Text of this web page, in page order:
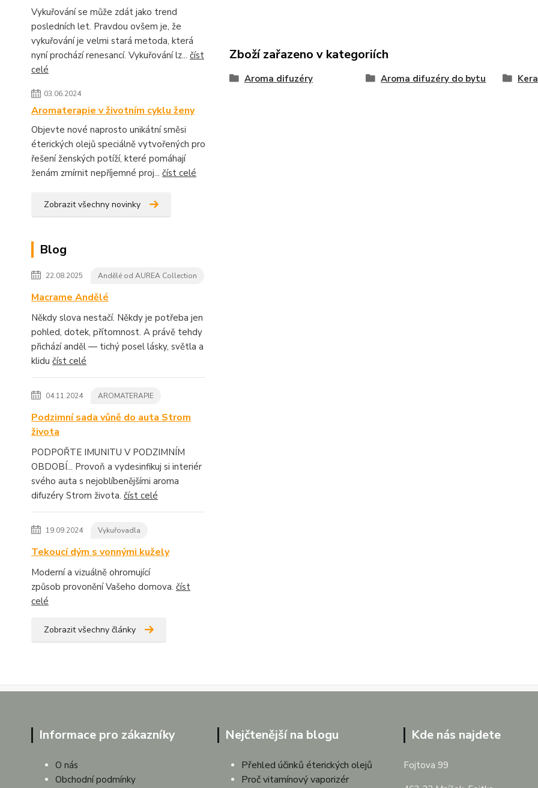
Vykuřování se může zdát jako trend
posledních let. Pravdou ovšem je, že
vykuřování je velmi stará metoda, která
nyní prochází renesancí. Vykuřování lz... číst
celé
03.06.2024
Aromaterapie v životním cyklu ženy
Objevte nové naprosto unikátní směsi
éterických olejů speciálně vytvořených pro
řešení ženských potíží, které pomáhají
ženám zmírnit nepříjemné proj... číst celé
Zobrazit všechny novinky
Blog
22.08.2025 Andělé od AUREA Collection
Macrame Andělé
Někdy slova nestačí. Někdy je potřeba jen
pohled, dotek, přítomnost. A právě tehdy
přichází anděl — tichý posel lásky, světla a
klidu číst celé
04.11.2024 AROMATERAPIE
Podzimní sada vůně do auta Strom
života
PODPOŘTE IMUNITU V PODZIMNÍM
OBDOBÍ... Provoň a vydesinfikuj si interiér
svého auta s nejoblíbenějšími aroma
difuzéry Strom života. číst celé
19.09.2024 Vykuřovadla
Tekoucí dým s vonnými kužely
Moderní a vizuálně ohromující
způsob provonění Vašeho domova. číst
celé
Zobrazit všechny články
Zboží zařazeno v kategoriích
Aroma difuzéry Aroma difuzéry do bytu
Informace pro zákazníky
O nás
Obchodní podmínky
Nejčtenější na blogu
Přehled účinků éterických olejů
Proč vitamínový vaporizér
Kde nás najdete
Fojtova 99